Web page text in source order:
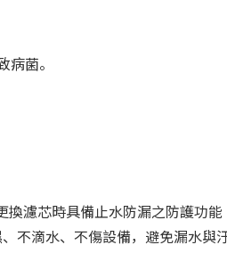
菌。
濾芯時具備止水防漏之防護功
不滴水、不傷設備，避免漏水與汙